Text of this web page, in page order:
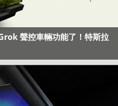
聲控車輛功能了！特斯拉